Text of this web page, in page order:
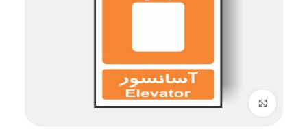
بزرگنمایی تصویر